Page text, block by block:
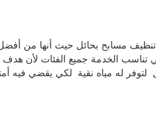
مسابح بحائل حيث أنها من
تناسب الخدمة جميع الفئات لأن
له مياه نقية لكي يقضي فيه